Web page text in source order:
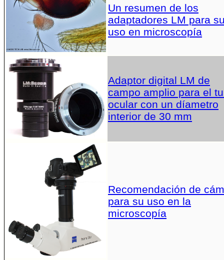
Un resumen de los
adaptadores LM para
uso en microscopía
Adaptor digital LM de
campo amplio para el
ocular con un díametro
interior de 30 mm
Recomendación de
para su uso en la
microscopía